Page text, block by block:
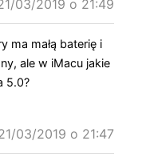
03/2019 o 21:49
ma małą baterię i
ale w iMacu jakie
5.0?
03/2019 o 21:47